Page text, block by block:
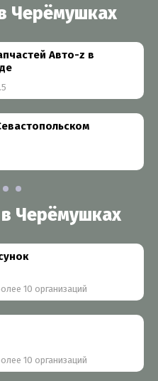
Черёмушках
Авто-z в
Черёмушках
10 организаций
10 организаций